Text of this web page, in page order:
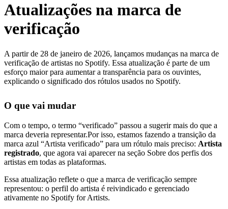
Atualizações na marca de
verificação
A partir de 28 de janeiro de 2026, lançamos mudanças na marca de
verificação de artistas no Spotify. Essa atualização é parte de um
esforço maior para aumentar a transparência para os ouvintes,
explicando o significado dos rótulos usados no Spotify.
O que vai mudar
Com o tempo, o termo “verificado” passou a sugerir mais do que a
marca deveria representar.Por isso, estamos fazendo a transição da
marca azul “Artista verificado” para um rótulo mais preciso: Artista
registrado, que agora vai aparecer na seção Sobre dos perfis dos
artistas em todas as plataformas.
Essa atualização reflete o que a marca de verificação sempre
representou: o perfil do artista é reivindicado e gerenciado
ativamente no Spotify for Artists.